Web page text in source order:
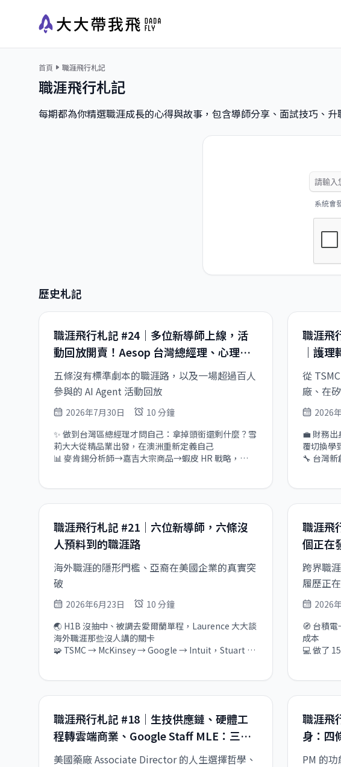
首頁 職涯飛行札記
職涯飛行札記
每期都為你精選職涯成長的心得與故事，包含導師分享、面試技巧、
系統會
歷史札記
職涯飛行札記 #24｜多位新導師上線，活
動回放開賣！Aesop 台灣總經理、心理系
轉作 AI 產品、Amazon 資深 RF 工程師等
導師上線
五條沒有標準劇本的職涯路，以及一場超過百人
參與的 AI Agent 活動回放
2026年7月30日
10 分鐘
✨ 做到台灣區總經理才問自己：拿掉頭銜還剩什麼？雪
莉大大從精品業出發，在澳洲重新定義自己
📊 麥肯錫分析師→嘉吉大宗商品→蝦皮 HR 戰略，
🛰️ Amazon 低軌衛星計畫核心工程師，何預大大談硬
🧠 心理系出身帶 AI 產品線到 Sr. Director，YD 大大談
沒有留學經歷也走得到的職場實驗
在開放，還沒看的不要錯過
職涯飛
｜護
採購，
從
廠、在
2026
💼 財務
覆切換學
🔧 台灣
🏭 TSMC
🏥 台灣
Bobo 大
職涯飛行札記 #21｜六位新導師，六條沒
人預料到的職涯路
海外職涯的隱形門檻、亞裔在美國企業的真實突
破
2026年6月23日
10 分鐘
🌏 H1B 沒抽中、被調去愛爾蘭單程，Laurence 大大談
海外職涯那些沒人講的關卡
🧩 TSMC → McKinsey → Google → Intuit，Stuart 大
📊 理工背景轉品牌長，CY 大大（限時免費 Coffee
🌍 台灣人去非洲做 FinTech，博世大大協助公司被
NASDAQ 上市公司收購的路
🎙️ AI 讓工程師效率提升，但踏實感消失了，線上活動錄
影已上線
職涯飛
個正在
跨界職
履歷正
2026
🧭 台積
成本
💻 做了
麼做事
職涯飛行札記 #18｜生技供應鏈、硬體工
程轉雲端商業、Google Staff MLE：三條
跨界往上走的路
美國藥廠 Associate Director 的人生選擇哲學、
職涯飛
身：四
PM 的